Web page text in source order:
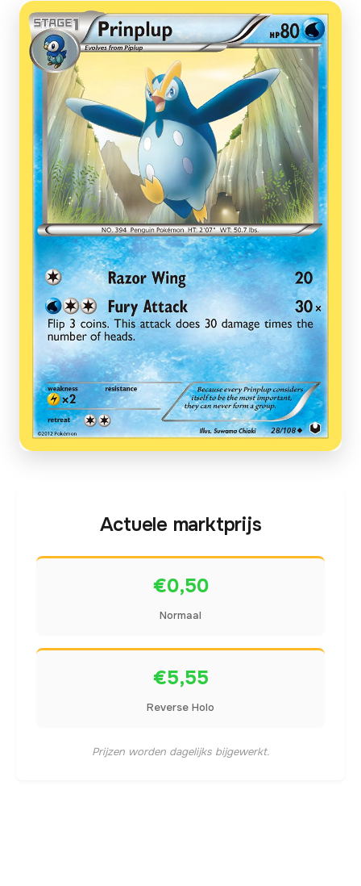
Actuele marktprijs
€0,50
Normaal
€5,55
Reverse Holo
Prijzen worden dagelijks bijgewerkt.